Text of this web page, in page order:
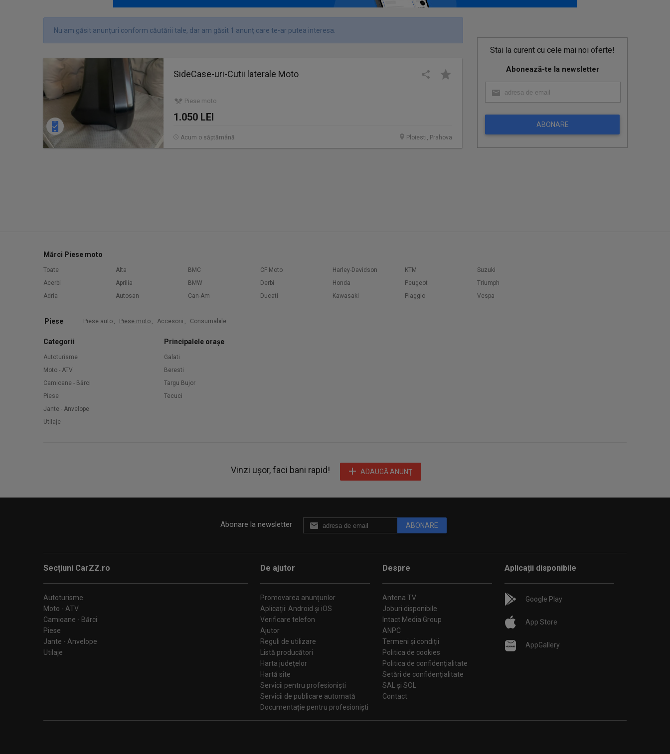
Stai la curent cu cele mai noi oferte!
Abonează-te la newsletter
ABONARE
Nu am găsit anunțuri conform căutării tale, dar am găsit 1 anunț care te-ar putea interesa.
SideCase-uri-Cutii laterale Moto
Piese moto
1.050 LEI
Ploiesti, Prahova
Acum o săptămână
Mărci Piese moto
Toate
Acerbi
Adria
Alta
Aprilia
Autosan
BMC
BMW
Can-Am
CF Moto
Derbi
Ducati
Harley-Davidson
Honda
Kawasaki
KTM
Peugeot
Piaggio
Suzuki
Triumph
Vespa
Piese Piese auto , Piese moto , Accesorii , Consumabile
Categorii
Autoturisme
Moto - ATV
Camioane - Bărci
Piese
Jante - Anvelope
Utilaje
Principalele orașe
Galati
Beresti
Targu Bujor
Tecuci
Vinzi ușor, faci bani rapid! ADAUGĂ ANUNŢ
Abonare la newsletter ABONARE
Secțiuni CarZZ.ro
Autoturisme
Moto - ATV
Camioane - Bărci
Piese
Jante - Anvelope
Utilaje
De ajutor
Promovarea anunțurilor
Aplicații: Android și iOS
Verificare telefon
Ajutor
Reguli de utilizare
Listă producători
Harta judeţelor
Hartă site
Servicii pentru profesioniști
Servicii de publicare automată
Documentație pentru profesioniști
Despre
Antena TV
Joburi disponibile
Intact Media Group
ANPC
Termeni și condiții
Politica de cookies
Politica de confidențialitate
Setări de confidențialitate
SAL și SOL
Contact
Aplicații disponibile
Google Play
App Store
AppGallery